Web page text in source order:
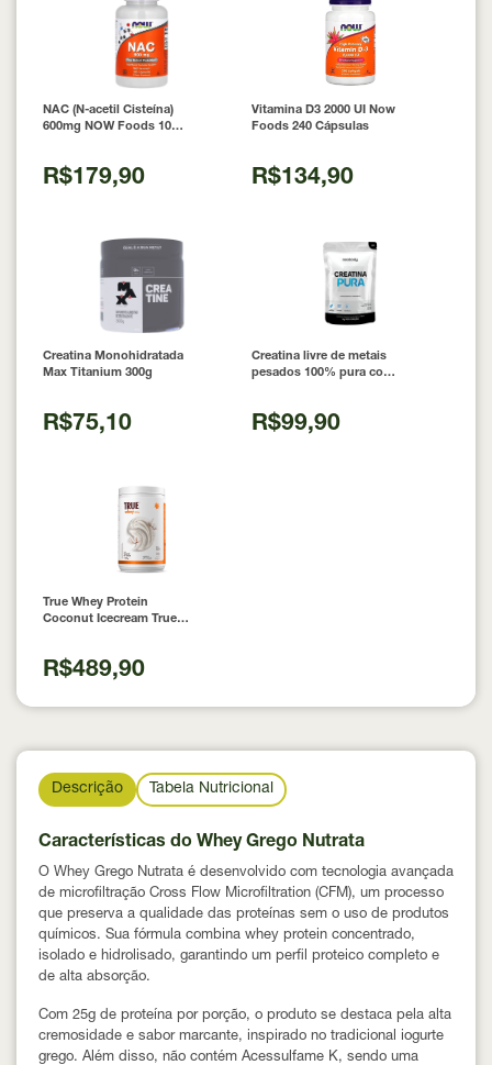
NAC (N-acetil Cisteína)
600mg NOW Foods 100
R$179,90
Vitamina D3 2000 UI Now
Foods 240 Cápsulas
R$134,90
Creatina Monohidratada
Max Titanium 300g
R$75,10
Creatina livre de metais
pesados 100% pura com
R$99,90
True Whey Protein
Coconut Icecream True
R$489,90
Descrição Tabela Nutricional
Características do Whey Grego Nutrata
O Whey Grego Nutrata é desenvolvido com tecnologia avançada
de microfiltração Cross Flow Microfiltration (CFM), um processo
que preserva a qualidade das proteínas sem o uso de produtos
químicos. Sua fórmula combina whey protein concentrado,
isolado e hidrolisado, garantindo um perfil proteico completo e
de alta absorção.
Com 25g de proteína por porção, o produto se destaca pela alta
cremosidade e sabor marcante, inspirado no tradicional iogurte
grego. Além disso, não contém Acessulfame K, sendo uma